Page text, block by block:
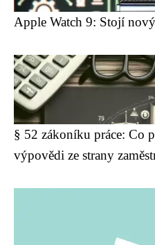
Apple Watch 9: Stojí
§ 52 zákoníku práce: Co
výpovědi ze strany